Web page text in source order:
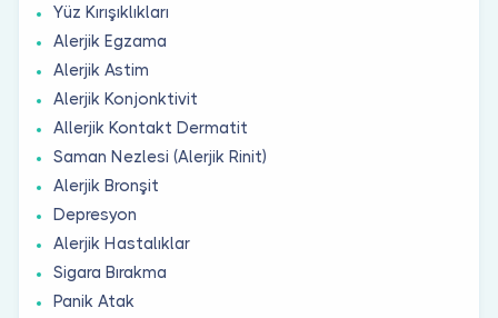
Yüz Kırışıklıkları
Alerjik Egzama
Alerjik Astim
Alerjik Konjonktivit
Allerjik Kontakt Dermatit
Saman Nezlesi (Alerjik Rinit)
Alerjik Bronşit
Depresyon
Alerjik Hastalıklar
Sigara Bırakma
Panik Atak